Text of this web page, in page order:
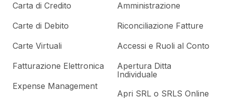
Carta di Credito
Carte di Debito
Carte Virtuali
Fatturazione Elettronica
Expense Management
Amministrazione
Riconciliazione Fatture
Accessi e Ruoli al Conto
Apertura Ditta
Individuale
Apri SRL o SRLS Online